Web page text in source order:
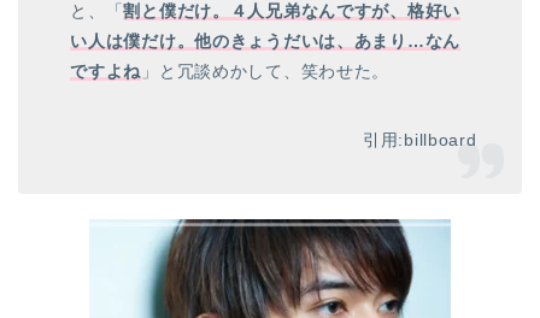
と、「割と僕だけ。４人兄弟なんですが、格好い
い人は僕だけ。他のきょうだいは、あまり…なん
ですよね 」と冗談めかして、笑わせた。
引用:billboard